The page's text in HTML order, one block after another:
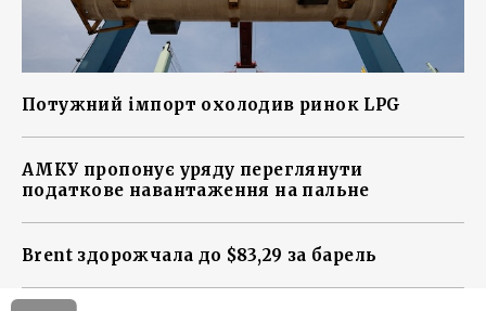
Потужний імпорт охолодив ринок LPG
АМКУ пропонує уряду переглянути
податкове навантаження на пальне
Brent здорожчала до $83,29 за барель